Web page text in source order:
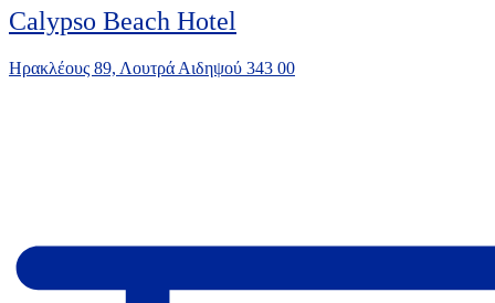
Calypso Beach Hotel
Ηρακλέους 89, Λουτρά Αιδηψού 343 00